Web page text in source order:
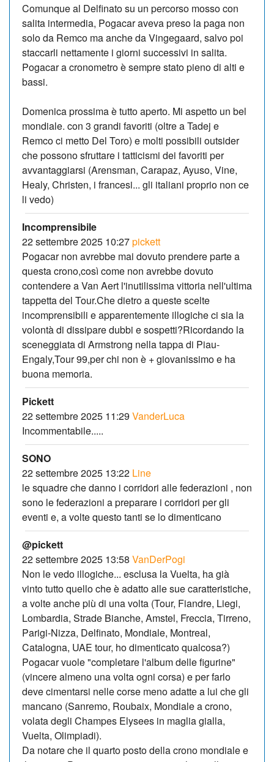
Comunque al Delfinato su un percorso mosso con
salita intermedia, Pogacar aveva preso la paga non
solo da Remco ma anche da Vingegaard, salvo poi
staccarli nettamente i giorni successivi in salita.
Pogacar a cronometro è sempre stato pieno di alti e
bassi.
Domenica prossima è tutto aperto. Mi aspetto un bel
mondiale. con 3 grandi favoriti (oltre a Tadej e
Remco ci metto Del Toro) e molti possibili outsider
che possono sfruttare i tatticismi dei favoriti per
avvantaggiarsi (Arensman, Carapaz, Ayuso, Vine,
Healy, Christen, i francesi... gli italiani proprio non ce
li vedo)
Incomprensibile
22 settembre 2025 10:27pickett
Pogacar non avrebbe mai dovuto prendere parte a
questa crono,così come non avrebbe dovuto
contendere a Van Aert l'inutilissima vittoria nell'ultima
tappetta del Tour.Che dietro a queste scelte
incomprensibili e apparentemente illogiche ci sia la
volontà di dissipare dubbi e sospetti?Ricordando la
sceneggiata di Armstrong nella tappa di Piau-
Engaly,Tour 99,per chi non è + giovanissimo e ha
buona memoria.
Pickett
22 settembre 2025 11:29 VanderLuca
Incommentabile.....
SONO
22 settembre 2025 13:22 Line
le squadre che danno i corridori alle federazioni , non
sono le federazioni a preparare i corridori per gli
eventi e, a volte questo tanti se lo dimenticano
@pickett
22 settembre 2025 13:58 VanDerPogi
Non le vedo illogiche... esclusa la Vuelta, ha già
vinto tutto quello che è adatto alle sue caratteristiche,
a volte anche più di una volta (Tour, Fiandre, Liegi,
Lombardia, Strade Bianche, Amstel, Freccia, Tirreno,
Parigi-Nizza, Delfinato, Mondiale, Montreal,
Catalogna, UAE tour, ho dimenticato qualcosa?)
Pogacar vuole "completare l'album delle figurine"
(vincere almeno una volta ogni corsa) e per farlo
deve cimentarsi nelle corse meno adatte a lui che gli
mancano (Sanremo, Roubaix, Mondiale a crono,
volata degli Champes Elysees in maglia gialla,
Vuelta, Olimpiadi).
Da notare che il quarto posto della crono mondiale e